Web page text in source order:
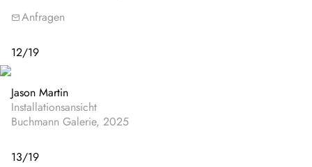
Anfragen
12/19
Jason Martin
Installationsansicht
Buchmann Galerie, 2025
13/19